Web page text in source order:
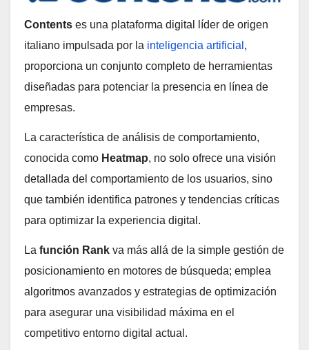
Contents es una plataforma digital líder de origen
italiano impulsada por la inteligencia artificial ,
proporciona un conjunto completo de herramientas
diseñadas para potenciar la presencia en línea de
empresas.
La característica de análisis de comportamiento,
conocida como Heatmap, no solo ofrece una visión
detallada del comportamiento de los usuarios, sino
que también identifica patrones y tendencias críticas
para optimizar la experiencia digital.
La función Rank va más allá de la simple gestión de
posicionamiento en motores de búsqueda; emplea
algoritmos avanzados y estrategias de optimización
para asegurar una visibilidad máxima en el
competitivo entorno digital actual.